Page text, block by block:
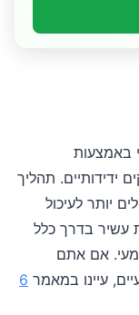
באמצעות
ידידותיים. תהליך
יותר לעיכול
עשיר בדרך כלל
אם אתם
עיינו במאמר 6